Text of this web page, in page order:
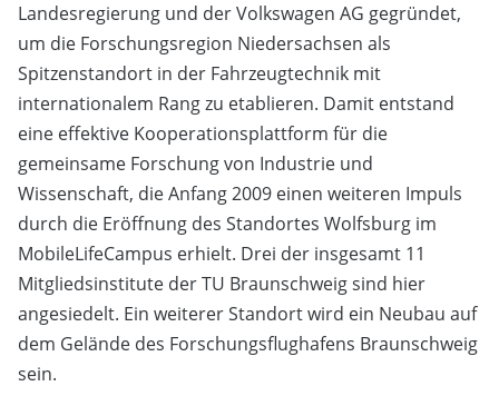
Landesregierung und der Volkswagen AG gegründet,
um die Forschungsregion Niedersachsen als
Spitzenstandort in der Fahrzeugtechnik mit
internationalem Rang zu etablieren. Damit entstand
eine effektive Kooperationsplattform für die
gemeinsame Forschung von Industrie und
Wissenschaft, die Anfang 2009 einen weiteren Impuls
durch die Eröffnung des Standortes Wolfsburg im
MobileLifeCampus erhielt. Drei der insgesamt 11
Mitgliedsinstitute der TU Braunschweig sind hier
angesiedelt. Ein weiterer Standort wird ein Neubau auf
dem Gelände des Forschungsflughafens Braunschweig
sein.